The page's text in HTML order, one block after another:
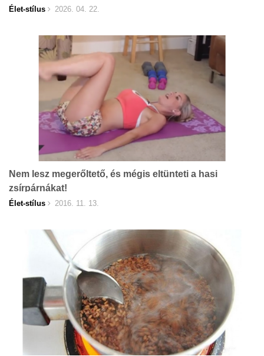
Élet-stílus 2026. 04. 22.
Nem lesz megerőltető, és mégis eltünteti a hasi
zsírpárnákat!
Élet-stílus 2016. 11. 13.